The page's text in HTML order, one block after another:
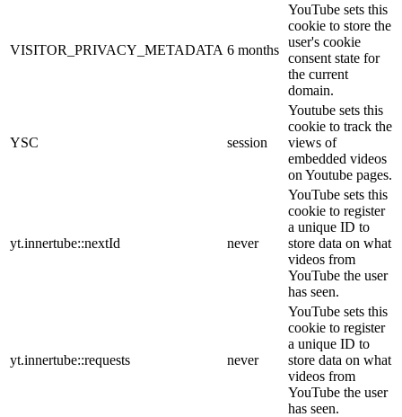
VISITOR_PRIVACY_METADATA 6 months
YouTube sets this
cookie to store the
user's cookie
consent state for
the current
domain.
YSC session
Youtube sets this
cookie to track the
views of
embedded videos
on Youtube pages.
yt.innertube::nextId never
YouTube sets this
cookie to register
a unique ID to
store data on what
videos from
YouTube the user
has seen.
yt.innertube::requests never
YouTube sets this
cookie to register
a unique ID to
store data on what
videos from
YouTube the user
has seen.